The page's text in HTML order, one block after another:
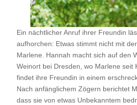
Ein nächtlicher Anruf ihrer Freundin
aufhorchen: Etwas stimmt nicht mit
Marlene. Hannah macht sich auf den
Weinort bei Dresden, wo Marlene seit
findet ihre Freundin in einem
Nach anfänglichem Zögern berichtet
dass sie von etwas Unbekanntem